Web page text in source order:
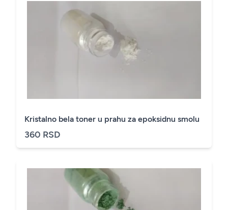
Kristalno bela toner u prahu za epoksidnu smolu
360 RSD